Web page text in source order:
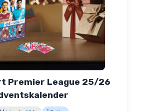
Premier League 25/26